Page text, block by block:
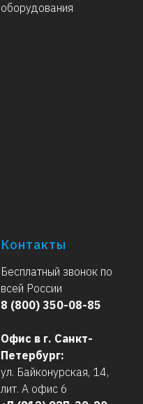
оборудования
Контакты
Бесплатный звонок по
всей России
8 (800) 350-08-85
Офис в г. Санкт-
Петербург:
ул. Байконурская, 14,
лит. А офис 6